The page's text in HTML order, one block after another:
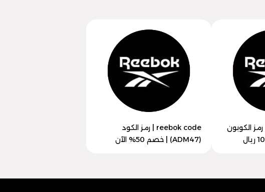
reebok discount | رمز الكوبون
reebok code | رمز الكود
(ADM47) | خصم 50% الآن